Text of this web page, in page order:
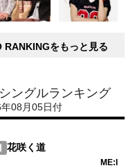
RANKINGをもっと見る
ングルランキング
08月05日付
花咲く道
ME:I